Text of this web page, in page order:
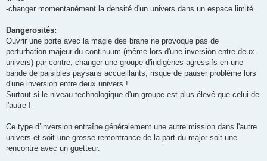
-changer momentanément la densité d'un univers dans un espace limité
Dangerosités:
Ouvrir une porte avec la magie des brane ne provoque pas de
perturbation majeur du continuum (même lors d'une inversion entre deux
univers) par contre, changer une groupe d'indigènes agressifs en une
bande de paisibles paysans accueillants, risque de pauser problème lors
d'une inversion entre deux univers !
Surtout si le niveau technologique d'un groupe est plus élevé que celui de
l'autre !
Ce type d’inversion entraîne généralement une autre mission dans l'autre
univers et soit une grosse remontrance de la part du major soit une
rencontre avec un guetteur.